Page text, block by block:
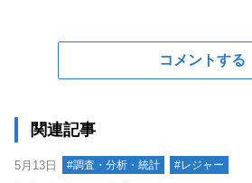
コメントする
関連記事
5月13日 #調査・分析・統計 #レジャー